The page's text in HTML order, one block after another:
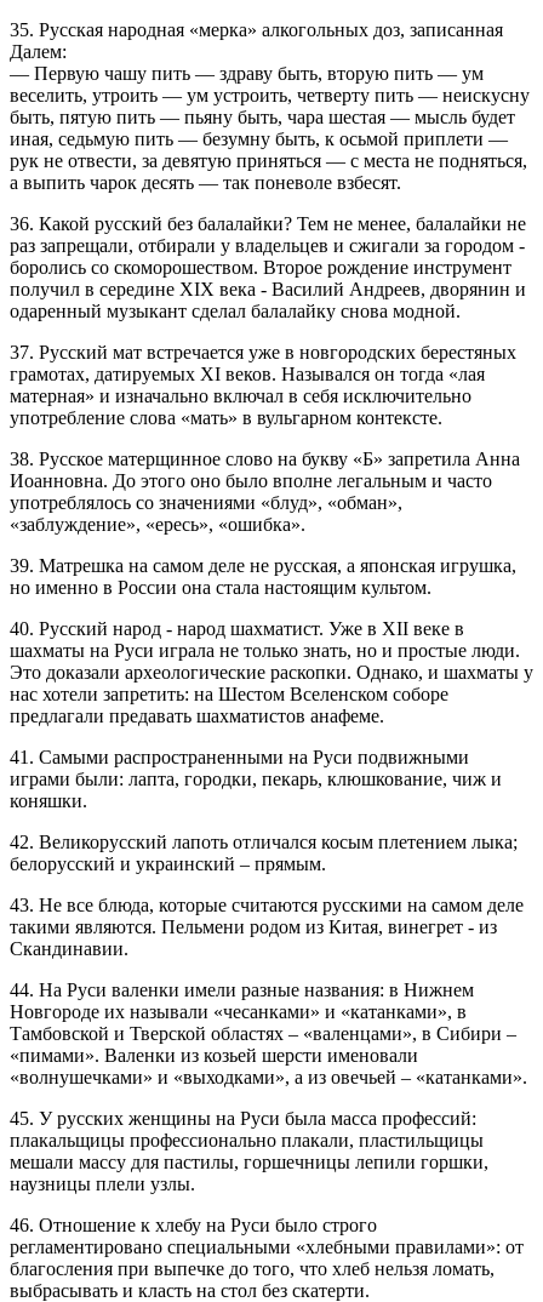
35. Русская народная «мерка» алкогольных доз, записанная
Далем:
— Первую чашу пить — здраву быть, вторую пить — ум
веселить, утроить — ум устроить, четверту пить — неискусну
быть, пятую пить — пьяну быть, чара шестая — мысль будет
иная, седьмую пить — безумну быть, к осьмой приплети —
рук не отвести, за девятую приняться — с места не подняться,
а выпить чарок десять — так поневоле взбесят.
36. Какой русский без балалайки? Тем не менее, балалайки не
раз запрещали, отбирали у владельцев и сжигали за городом -
боролись со скоморошеством. Второе рождение инструмент
получил в середине XIX века - Василий Андреев, дворянин и
одаренный музыкант сделал балалайку снова модной.
37. Русский мат встречается уже в новгородских берестяных
грамотах, датируемых XI веков. Назывался он тогда «лая
матерная» и изначально включал в себя исключительно
употребление слова «мать» в вульгарном контексте.
38. Русское матерщинное слово на букву «Б» запретила Анна
Иоанновна. До этого оно было вполне легальным и часто
употреблялось со значениями «блуд», «обман»,
«заблуждение», «ересь», «ошибка».
39. Матрешка на самом деле не русская, а японская игрушка,
но именно в России она стала настоящим культом.
40. Русский народ - народ шахматист. Уже в XII веке в
шахматы на Руси играла не только знать, но и простые люди.
Это доказали археологические раскопки. Однако, и шахматы у
нас хотели запретить: на Шестом Вселенском соборе
предлагали предавать шахматистов анафеме.
41. Самыми распространенными на Руси подвижными
играми были: лапта, городки, пекарь, клюшкование, чиж и
коняшки.
42. Великорусский лапоть отличался косым плетением лыка;
белорусский и украинский – прямым.
43. Не все блюда, которые считаются русскими на самом деле
такими являются. Пельмени родом из Китая, винегрет - из
Скандинавии.
44. На Руси валенки имели разные названия: в Нижнем
Новгороде их называли «чесанками» и «катанками», в
Тамбовской и Тверской областях – «валенцами», в Сибири –
«пимами». Валенки из козьей шерсти именовали
«волнушечками» и «выходками», а из овечьей – «катанками».
45. У русских женщины на Руси была масса профессий:
плакальщицы профессионально плакали, пластильщицы
мешали массу для пастилы, горшечницы лепили горшки,
наузницы плели узлы.
46. Отношение к хлебу на Руси было строго
регламентировано специальными «хлебными правилами»: от
благосления при выпечке до того, что хлеб нельзя ломать,
выбрасывать и класть на стол без скатерти.